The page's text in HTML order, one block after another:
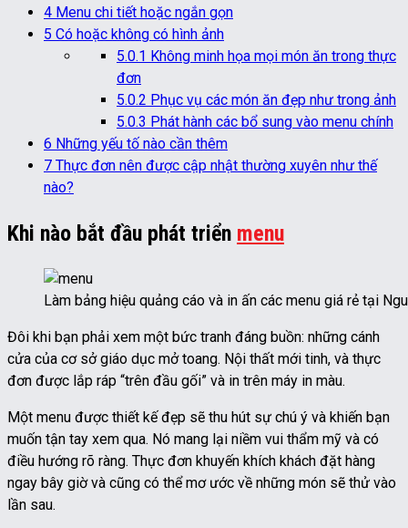
4 Menu chi tiết hoặc ngắn gọn
5 Có hoặc không có hình ảnh
5.0.1 Không minh họa mọi món ăn trong thực
đơn
5.0.2 Phục vụ các món ăn đẹp như trong ảnh
5.0.3 Phát hành các bổ sung vào menu chính
6 Những yếu tố nào cần thêm
7 Thực đơn nên được cập nhật thường xuyên như thế
nào?
Khi nào bắt đầu phát triển menu
Làm bảng hiệu quảng cáo và in ấn các menu giá rẻ tại
Đôi khi bạn phải xem một bức tranh đáng buồn: những cánh
cửa của cơ sở giáo dục mở toang. Nội thất mới tinh, và thực
đơn được lắp ráp “trên đầu gối” và in trên máy in màu.
Một menu được thiết kế đẹp sẽ thu hút sự chú ý và khiến bạn
muốn tận tay xem qua. Nó mang lại niềm vui thẩm mỹ và có
điều hướng rõ ràng. Thực đơn khuyến khích khách đặt hàng
ngay bây giờ và cũng có thể mơ ước về những món sẽ thử vào
lần sau.